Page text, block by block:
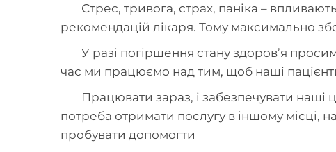
Стрес, тривога, страх, паніка –
рекомендацій лікаря. Тому максимально
У разі погіршення стану здоров’я
час ми працюємо над тим, щоб наші
Працювати зараз, і забезпечувати наші
потреба отримати послугу в іншому місці,
пробувати допомогти